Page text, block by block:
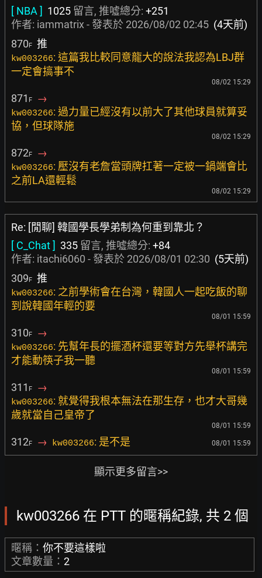
[ NBA ] 1025 留言, 推噓總分: +251
作者: iammatrix - 發表於 2026/08/02 02:45 (4天前)
870F 推
kw003266: 這篇我比較同意龍大的說法我認為LBJ群
一定會搞事不
08/02 15:29
871 F →
kw003266: 過力量已經沒有以前大了其他球員就算妥
協，但球隊施
08/02 15:29
872F →
kw003266: 壓沒有老詹當頭牌扛著一定被一鍋端會比
之前LA還輕鬆
08/02 15:29
Re: [閒聊] 韓國學長學弟制為何重到靠北？
[ C_Chat ] 335 留言, 推噓總分: +84
作者: itachi6060 - 發表於 2026/08/01 02:30 (5天前)
309F 推
kw003266: 之前學術會在台灣，韓國人一起吃飯的聊
到說韓國年輕的要
08/01 15:59
310F →
kw003266: 先幫年長的擺酒杯還要等對方先舉杯講完
才能動筷子我一聽
08/01 15:59
311 F →
kw003266: 就覺得我根本無法在那生存，也才大哥幾
歲就當自己皇帝了
08/01 15:59
312F → kw003266: 是不是 08/01 15:59
顯示更多留言>>
kw003266 在 PTT 的暱稱紀錄, 共 2 個
暱稱： 你不要這樣啦
文章數量： 2